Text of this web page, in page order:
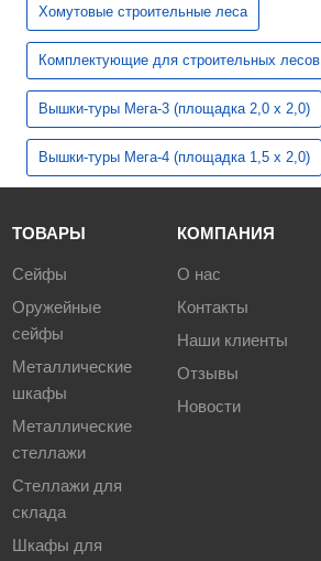
Хомутовые строительные леса
Комплектующие для строительных лесов
Вышки-туры Мега-3 (площадка 2,0 х 2,0)
Вышки-туры Мега-4 (площадка 1,5 х 2,0)
ТОВАРЫ
Сейфы
Оружейные
сейфы
Металлические
шкафы
Металлические
стеллажи
Стеллажи для
склада
Шкафы для
КОМПАНИЯ
О нас
Контакты
Наши клиенты
Отзывы
Новости